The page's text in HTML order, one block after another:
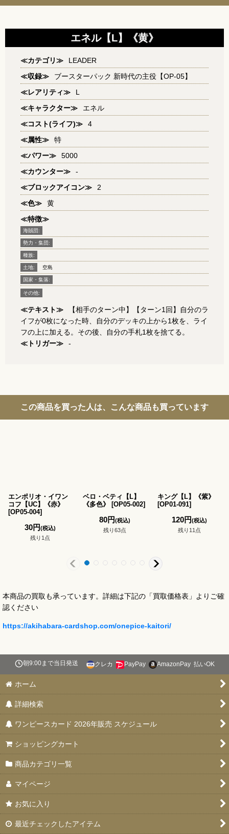
エネル【L】《黄》
≪カテゴリ≫
LEADER
≪収録≫
ブースターパック 新時代の主役【OP-05】
≪レアリティ≫
L
≪キャラクター≫
エネル
≪コスト(ライフ)≫
4
≪属性≫
特
≪パワー≫
5000
≪カウンター≫
-
≪ブロックアイコン≫
2
≪色≫
黄
≪特徴≫
海賊団:
勢力・集団:
種族:
土地: 空島
国家・集落:
その他:
≪テキスト≫
【相手のターン中】【ターン1回】自分のラ
イフが0枚になった時、自分のデッキの上から1枚を、ライ
フの上に加える。その後、自分の手札1枚を捨てる。
≪トリガー≫
-
この商品を買った人は、こんな商品も買っています
エンポリオ・イワン
コフ【UC】《赤》
[OP05-004]
30円(税込)
残り1点
ベロ・ベティ【L】
《多色》
[OP05-002]
80円(税込)
残り63点
キング【L】《紫》
[OP01-091]
120円(税込)
残り11点
本商品の買取も承っています。詳細は下記の「買取価格表」よりご確
認ください
https://akihabara-cardshop.com/onepice-kaitori/
朝9:00まで当日発送 クレカ PayPay AmazonPay 払いOK
ホーム
詳細検索
ワンピースカード 2026年販売 スケジュール
ショッピングカート
商品カテゴリ一覧
マイページ
お気に入り
最近チェックしたアイテム